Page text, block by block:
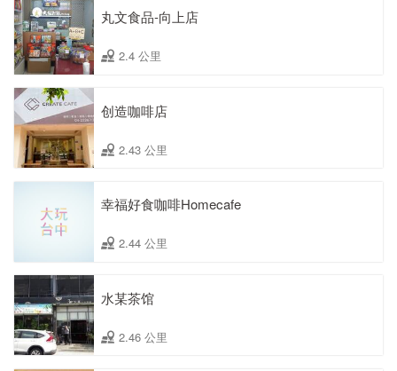
丸文食品-向上店
2.4 公里
创造咖啡店
2.43 公里
幸福好食咖啡Homecafe
2.44 公里
水某茶馆
2.46 公里